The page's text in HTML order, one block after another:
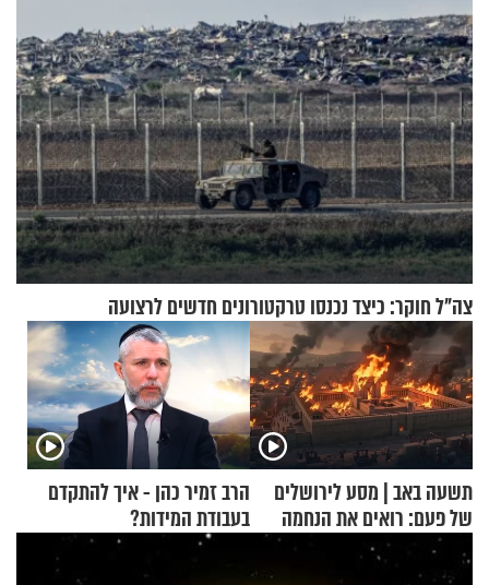
צה"ל חוקר: כיצד נכנסו טרקטורונים חדשים לרצועה
תשעה באב | מסע לירושלים
של פעם: רואים את הנחמה
הרב זמיר כהן - איך להתקדם
בעבודת המידות?